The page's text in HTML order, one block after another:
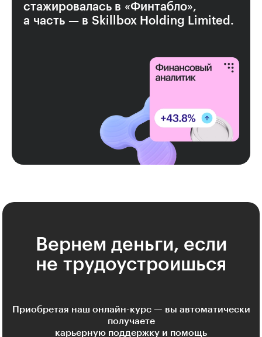
стажировалась в «Финтабло»,
а часть — в Skillbox Holding Limited.
Вернем деньги, если
не трудоустроишься
Приобретая наш онлайн-курс — вы автоматически
получаете
карьерную поддержку и помощь